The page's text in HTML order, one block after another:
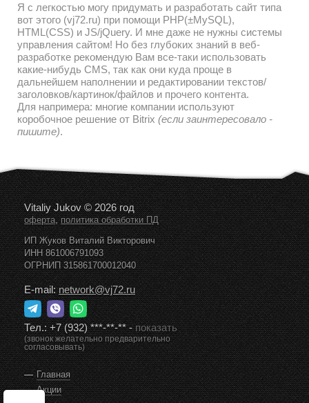
Я с легкостью могу придумать и разработать сайт типа
вот этого (vj72.ru) при помощи PHP(±MySQL),
HTML(CSS) и JS/jQuery. И мне даже не нужны системы
управления сайтом! Но без глубоких знаний в веб-
разработке рекомендую Вам все-таки использовать
какие-нибудь CMS, так как они куда проще в
дальнейшем наполнении и редактировании текстов/
заголовков/картинок/файлов и прочего контента.
Для напримера: многие компании используют
коробочное решение от Bitrix (если заинтересовало -
пишите).
Vitaliy Jukov © 2026 год
оферта,политика обработки ПД
ИП Жуков Виталий Викторович
ИНН 861006791093
ОГРНИП 315861700012040
E-mail:network@vj72.ru
Тел.:+7 (932) ***-**-**-показать
(звонок желательно предварительно
согласовывать)
Главная
Акции